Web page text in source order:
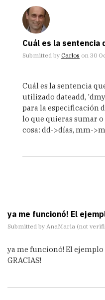
Cuál es la sentencia
Submitted by Carlos on 30
reply
pregunta
corta,
he
Cuál es la sentencia
utilizado dateadd,
para la especificación
lo que quieras sumar
cosa: dd->días, mm-
ya me funcionó! El
Submitted by AnaMaria (not
ya me funcionó! El ejemplo
GRACIAS!